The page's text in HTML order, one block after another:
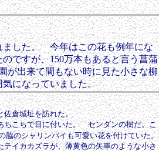
ました。 今年はこの花も例年にな
ですが、150万本もあると言う菖蒲
が出来て間もない時に見た小さな柳
になっていました。
佐倉城址を訪れた。
ちこちで目に付いた。 センダンの樹だ。こ
脇のシャリンバイも可愛い花を付けていた。
イカカズラが、薄黄色の矢車のような小さ